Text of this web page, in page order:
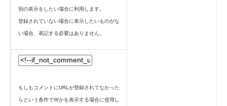
別の表示をしたい場合に利用します。
登録されていない場合に表示したいものがな
い場合、表記する必要はありません。
もしもコメントにURLが登録されてなかった
らという条件で何かを表示する場合に使用し